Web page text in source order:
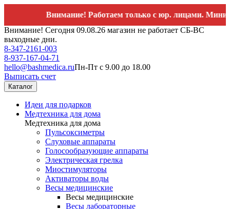
Внимание! Работаем только с юр. лицами.
Внимание! Сегодня 09.08.26 магазин не работает СБ-ВС
выходные дни.
8-347-2161-003
8-937-167-04-71
hello@bashmedica.ruПн-Пт с 9.00 до 18.00
Выписать счет
Каталог
Идеи для подарков
Медтехника для дома
Медтехника для дома
Пульсоксиметры
Слуховые аппараты
Голосообразующие аппараты
Электрическая грелка
Миостимуляторы
Активаторы воды
Весы медицинские
Весы медицинские
Весы лабораторные